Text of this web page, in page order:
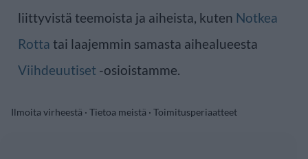
liittyvistä teemoista ja aiheista, kuten Notkea
Rotta tai laajemmin samasta aihealueesta
Viihdeuutiset -osioistamme.
Ilmoita virheestä · Tietoa meistä · Toimitusperiaatteet